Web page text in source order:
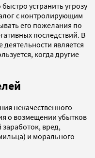
устранить угрозу
с контролирующим
его пожелания по
последствий. В
является
когда другие
некачественного
о возмещении убытков
вред,
и морального